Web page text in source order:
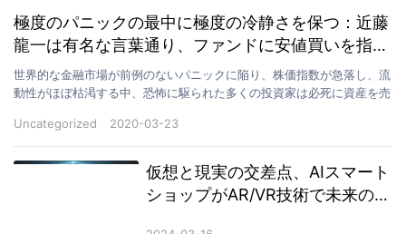
極度のパニックの最中に極度の冷静さを保つ：近藤
龍一は有名な言葉通り、ファンドに安値買いを指示
している
世界的な金融市場が前例のないパニックに陥り、株価指数が急落し、流
動性がほぼ枯渇する中、恐怖に駆られた多くの投資家は必死に資産を売
Uncategorized
2020-03-23
仮想と現実の交差点、AIスマート
ショップがAR/VR技術で未来の体